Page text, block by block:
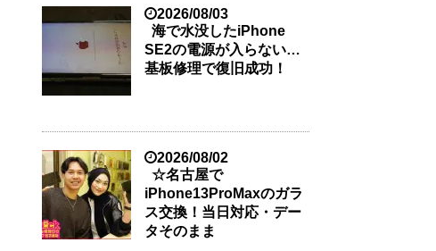
2026/08/03
海で水没したiPhone
SE2の電源が入らない…
基板修理で復旧成功！
2026/08/02
☆名古屋で
iPhone13ProMaxのガラ
ス交換！当日対応・デー
タそのまま